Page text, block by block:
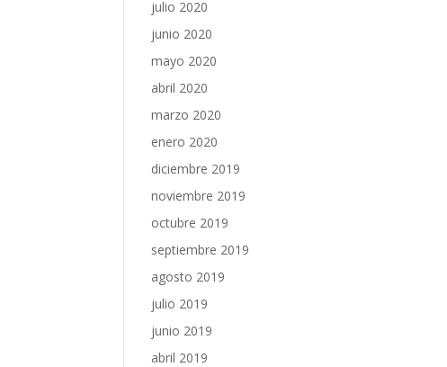
julio 2020
junio 2020
mayo 2020
abril 2020
marzo 2020
enero 2020
diciembre 2019
noviembre 2019
octubre 2019
septiembre 2019
agosto 2019
julio 2019
junio 2019
abril 2019